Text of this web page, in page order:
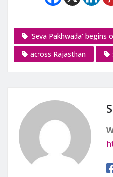
'Seva Pakhwada' begins
across Rajasthan